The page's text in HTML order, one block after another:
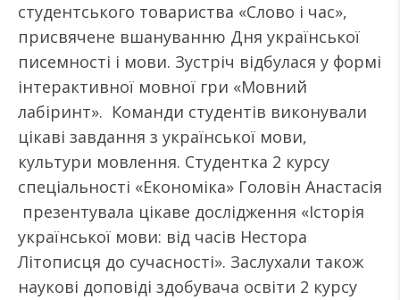
студентського товариства «Слово і час»,
присвячене вшануванню Дня української
писемності і мови. Зустріч відбулася у формі
інтерактивної мовної гри «Мовний
лабіринт». Команди студентів виконували
цікаві завдання з української мови,
культури мовлення. Студентка 2 курсу
спеціальності «Економіка» Головін Анастасія
презентувала цікаве дослідження «Історія
української мови: від часів Нестора
Літописця до сучасності». Заслухали також
наукові доповіді здобувача освіти 2 курсу